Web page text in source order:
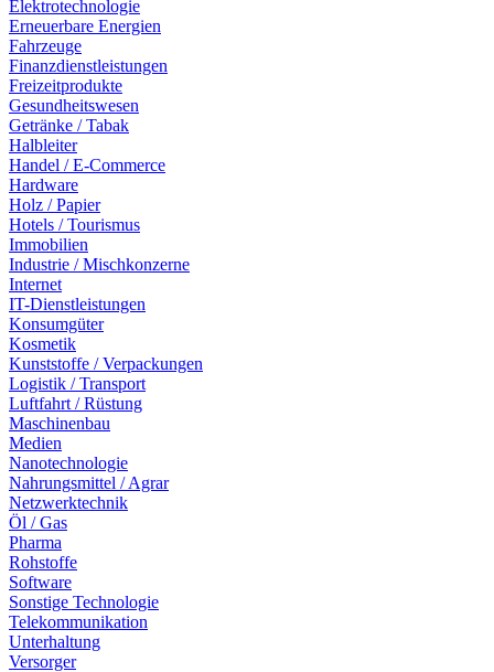
Elektrotechnologie
Erneuerbare Energien
Fahrzeuge
Finanzdienstleistungen
Freizeitprodukte
Gesundheitswesen
Getränke / Tabak
Halbleiter
Handel / E-Commerce
Hardware
Holz / Papier
Hotels / Tourismus
Immobilien
Industrie / Mischkonzerne
Internet
IT-Dienstleistungen
Konsumgüter
Kosmetik
Kunststoffe / Verpackungen
Logistik / Transport
Luftfahrt / Rüstung
Maschinenbau
Medien
Nanotechnologie
Nahrungsmittel / Agrar
Netzwerktechnik
Öl / Gas
Pharma
Rohstoffe
Software
Sonstige Technologie
Telekommunikation
Unterhaltung
Versorger